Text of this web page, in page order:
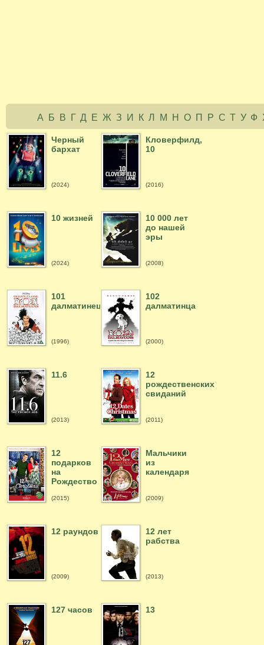
А Б В Г Д Е Ж З И К Л М Н О П Р С Т У Ф
Черный
бархат
(2024)
Кловерфилд,
10
(2016)
10 жизней
(2024)
10 000 лет
до нашей
эры
(2008)
101
далматинец
(1996)
102
далматинца
(2000)
11.6
(2013)
12
рождественских
свиданий
(2011)
12
подарков
на
Рождество
(2015)
Мальчики
из
календаря
(2009)
12 раундов
(2009)
12 лет
рабства
(2013)
127 часов 13